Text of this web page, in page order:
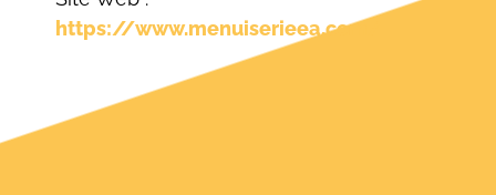
https://www.menuiserieea.com/